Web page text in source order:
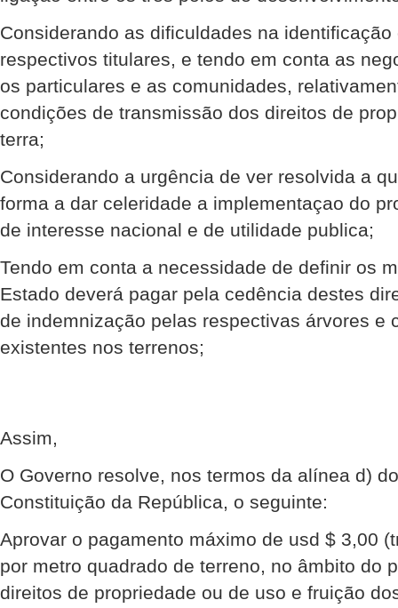
Considerando as dificuldades na
respectivos titulares, e tendo em conta as
os particulares e as comunidades,
condições de transmissão dos direitos de
terra;
Considerando a urgência de ver resolvida a
forma a dar celeridade a implementaçao do
de interesse nacional e de utilidade publica;
Tendo em conta a necessidade de definir os
Estado deverá pagar pela cedência destes
de indemnização pelas respectivas árvores e
existentes nos terrenos;
Assim,
O Governo resolve, nos termos da alínea d)
Constituição da República, o seguinte:
Aprovar o pagamento máximo de usd $ 3,00
por metro quadrado de terreno, no âmbito do
direitos de propriedade ou de uso e fruição